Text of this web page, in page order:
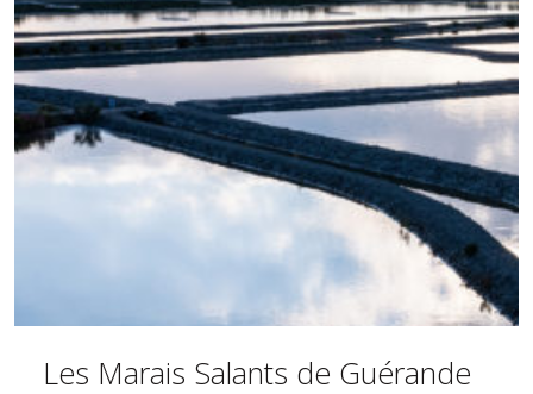
Les Marais Salants de Guérande